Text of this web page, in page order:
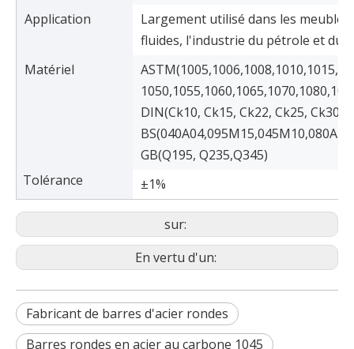
Application
Largement utilisé dans les
fluides, l'industrie du pétrole et du
Matériel
DIN(Ck10, Ck15, Ck22, Ck25, Ck30,
GB(Q195, Q235,Q345)
Tolérance
±1%
sur:
En vertu d'un:
Fabricant de barres d'acier rondes
Barres rondes en acier au carbone 1045